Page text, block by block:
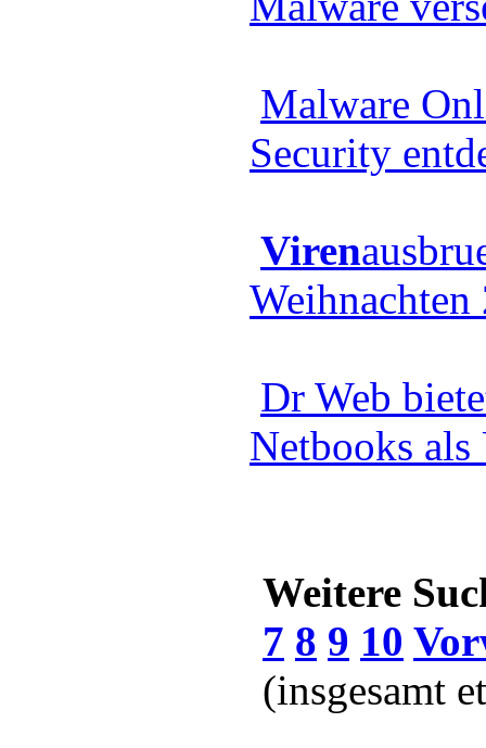
Malware
Security
Viren
Weihnachten
Dr Web
Netbooks
Weitere
7 8 9 10
(insgesamt